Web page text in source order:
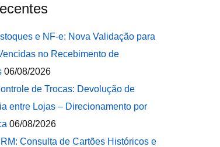
e NF-e: Nova Validação para
no Recebimento de
06/08/2026
de Trocas: Devolução de
entre Lojas – Direcionamento por
06/08/2026
Consulta de Cartões Históricos e